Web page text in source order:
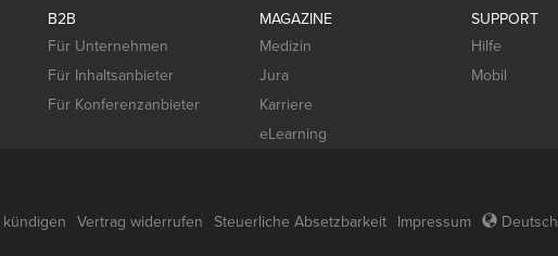
B2B
Für Unternehmen
Für Inhaltsanbieter
Für Konferenzanbieter
MAGAZINE
Medizin
Jura
Karriere
eLearning
SUPPORT
Hilfe
Mobil
Vertrag widerrufen Steuerliche Absetzbarkeit Impressum Deutsch